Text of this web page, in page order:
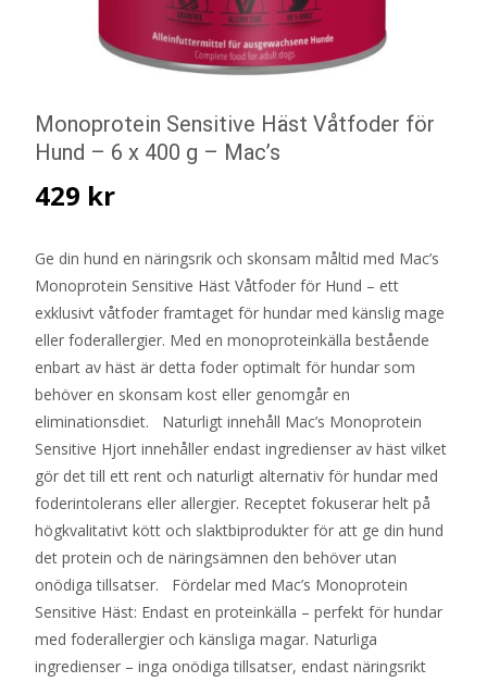
Monoprotein Sensitive Häst Våtfoder för
Hund – 6 x 400 g – Mac’s
429 kr
Ge din hund en näringsrik och skonsam måltid med Mac’s
Monoprotein Sensitive Häst Våtfoder för Hund – ett
exklusivt våtfoder framtaget för hundar med känslig mage
eller foderallergier. Med en monoproteinkälla bestående
enbart av häst är detta foder optimalt för hundar som
behöver en skonsam kost eller genomgår en
eliminationsdiet. Naturligt innehåll Mac’s Monoprotein
Sensitive Hjort innehåller endast ingredienser av häst vilket
gör det till ett rent och naturligt alternativ för hundar med
foderintolerans eller allergier. Receptet fokuserar helt på
högkvalitativt kött och slaktbiprodukter för att ge din hund
det protein och de näringsämnen den behöver utan
onödiga tillsatser. Fördelar med Mac’s Monoprotein
Sensitive Häst: Endast en proteinkälla – perfekt för hundar
med foderallergier och känsliga magar. Naturliga
ingredienser – inga onödiga tillsatser, endast näringsrikt